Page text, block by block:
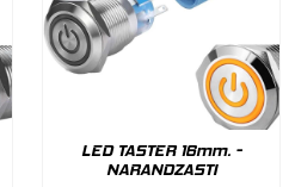
LED TASTER 16mm. -
NARANDZASTI